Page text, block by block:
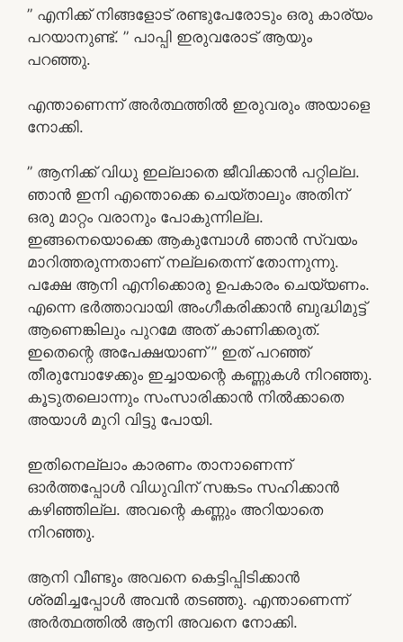
” എനിക്ക് നിങ്ങളോട് രണ്ടുപേരോടും ഒരു കാര്യം
പറയാനുണ്ട്. ” പാപ്പി ഇരുവരോട് ആയും
പറഞ്ഞു.
എന്താണെന്ന് അർത്ഥത്തിൽ ഇരുവരും അയാളെ
നോക്കി.
” ആനിക്ക് വിധു ഇല്ലാതെ ജീവിക്കാൻ പറ്റില്ല.
ഞാൻ ഇനി എന്തൊക്കെ ചെയ്താലും അതിന്
ഒരു മാറ്റം വരാനും പോകുന്നില്ല.
ഇങ്ങനെയൊക്കെ ആകുമ്പോൾ ഞാൻ സ്വയം
മാറിത്തരുന്നതാണ് നല്ലതെന്ന് തോന്നുന്നു.
പക്ഷേ ആനി എനിക്കൊരു ഉപകാരം ചെയ്യണം.
എന്നെ ഭർത്താവായി അംഗീകരിക്കാൻ ബുദ്ധിമുട്ട്
ആണെങ്കിലും പുറമേ അത് കാണിക്കരുത്.
ഇതെന്റെ അപേക്ഷയാണ് ” ഇത് പറഞ്ഞ്
തീരുമ്പോഴേക്കും ഇച്ചായന്റെ കണ്ണുകൾ നിറഞ്ഞു.
കൂടുതലൊന്നും സംസാരിക്കാൻ നിൽക്കാതെ
അയാൾ മുറി വിട്ടു പോയി.
ഇതിനെല്ലാം കാരണം താനാണെന്ന്
ഓർത്തപ്പോൾ വിധുവിന് സങ്കടം സഹിക്കാൻ
കഴിഞ്ഞില്ല. അവന്റെ കണ്ണും അറിയാതെ
നിറഞ്ഞു.
ആനി വീണ്ടും അവനെ കെട്ടിപ്പിടിക്കാൻ
ശ്രമിച്ചപ്പോൾ അവൻ തടഞ്ഞു. എന്താണെന്ന്
അർത്ഥത്തിൽ ആനി അവനെ നോക്കി.